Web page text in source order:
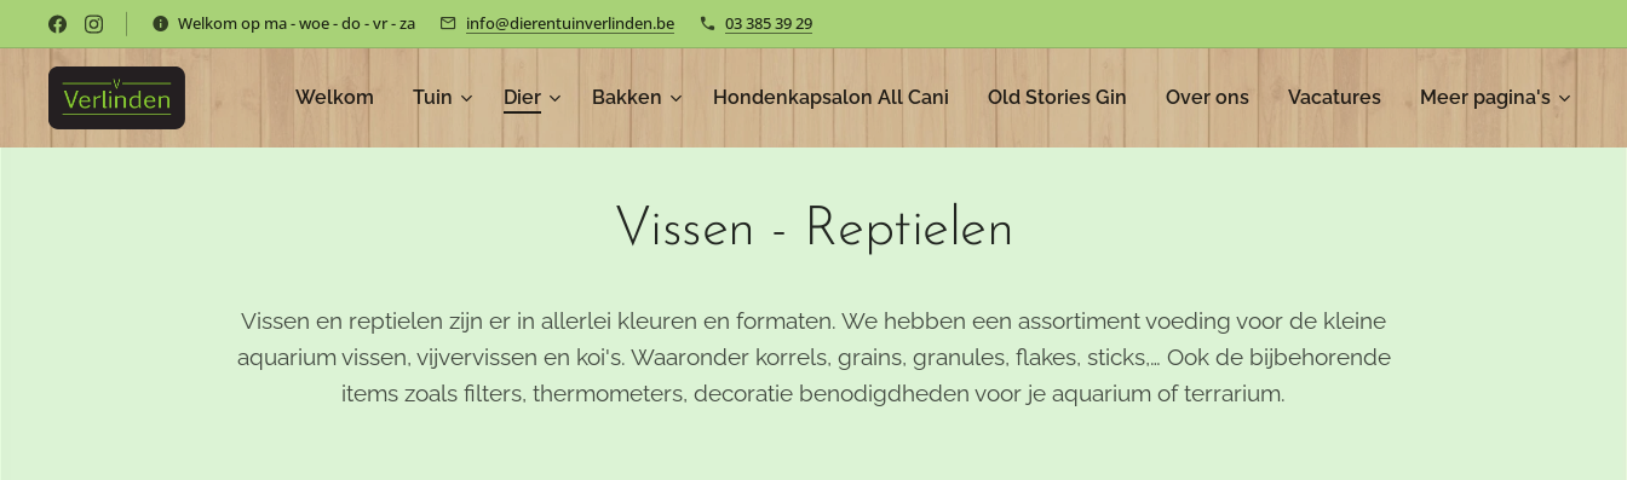
Welkom op ma - woe - do - vr - za info@dierentuinverlinden.be 03 385 39 29
Welkom Tuin Dier Bakken Hondenkapsalon All Cani Old Stories Gin Over ons Vacatures Meer pagina's
Vissen - Reptielen
Vissen en reptielen zijn er in allerlei kleuren en formaten. We hebben een assortiment voeding voor de kleine
aquarium vissen, vijvervissen en koi's. Waaronder korrels, grains, granules, flakes, sticks,… Ook de bijbehorende
items zoals filters, thermometers, decoratie benodigdheden voor je aquarium of terrarium.